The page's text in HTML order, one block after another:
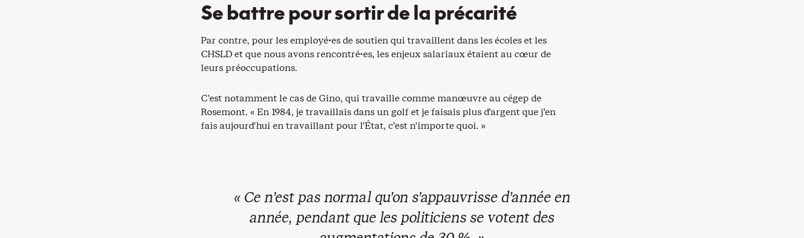
Se battre pour sortir de la précarité
Par contre, pour les employé·es de soutien qui travaillent dans les écoles et les
CHSLD et que nous avons rencontré·es, les enjeux salariaux étaient au cœur de
leurs préoccupations.
C’est notamment le cas de Gino, qui travaille comme manœuvre au cégep de
Rosemont. « En 1984, je travaillais dans un golf et je faisais plus d’argent que j’en
fais aujourd’hui en travaillant pour l’État, c’est n’importe quoi. »
« Ce n’est pas normal qu’on s’appauvrisse d’année en
année, pendant que les politiciens se votent des